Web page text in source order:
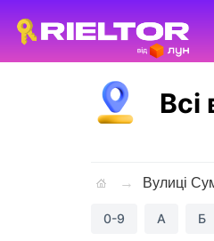
Всі
Вулиці
0-9 А Б